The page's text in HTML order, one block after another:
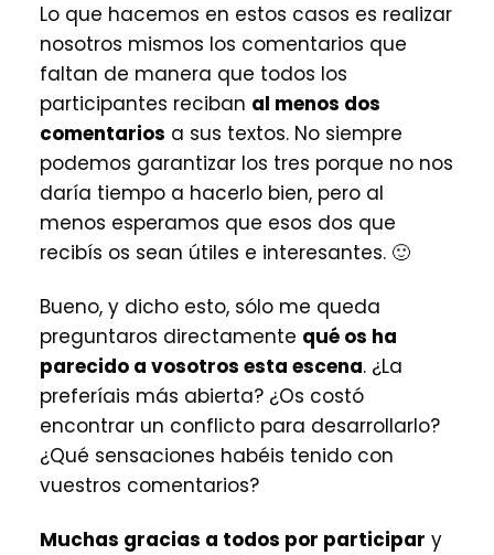
Lo que hacemos en estos casos es realizar
nosotros mismos los comentarios que
faltan de manera que todos los
participantes reciban al menos dos
comentarios a sus textos. No siempre
podemos garantizar los tres porque no nos
daría tiempo a hacerlo bien, pero al
menos esperamos que esos dos que
recibís os sean útiles e interesantes. 🙂
Bueno, y dicho esto, sólo me queda
preguntaros directamente qué os ha
parecido a vosotros esta escena. ¿La
preferíais más abierta? ¿Os costó
encontrar un conflicto para desarrollarlo?
¿Qué sensaciones habéis tenido con
vuestros comentarios?
Muchas gracias a todos por participar y